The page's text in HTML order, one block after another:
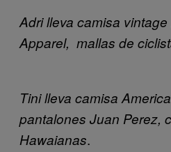
Adri lleva camisa
Apparel, mallas de
Tini lleva camisa
pantalones Juan Perez,
Hawaianas.